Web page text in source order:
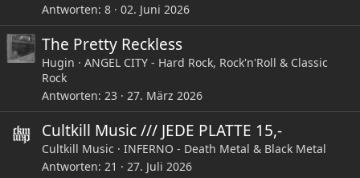
Antworten 8 02. Juni 2026
The Pretty Reckless
Hugin
ANGEL CITY - Hard Rock, Rock'n'Roll & Classic
Rock
Antworten 23 27. März 2026
Cultkill Music /// JEDE PLATTE 15,-
Cultkill Music
INFERNO - Death Metal & Black Metal
Antworten 21 27. Juli 2026